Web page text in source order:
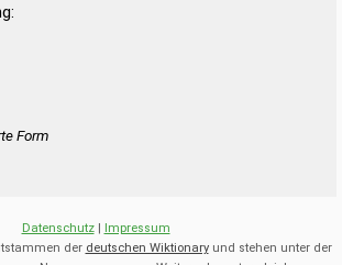
Form
Datenschutz| Impressum
der deutschen Wiktionaryund stehen unter der